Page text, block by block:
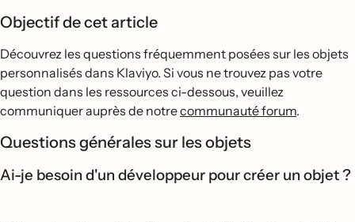
Objectif de cet article
Découvrez les questions fréquemment posées sur les objets
personnalisés dans Klaviyo. Si vous ne trouvez pas votre
question dans les ressources ci-dessous, veuillez
communiquer auprès de notrecommunauté forum.
Questions générales sur les objets
Ai-je besoin d'un développeur pour créer un objet ?